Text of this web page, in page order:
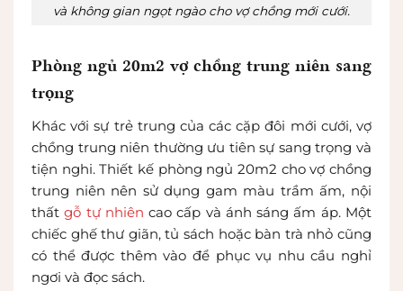
và không gian ngọt ngào cho vợ chồng mới cưới.
Phòng ngủ 20m2 vợ chồng trung niên sang
trọng
Khác với sự trẻ trung của các cặp đôi mới cưới, vợ
chồng trung niên thường ưu tiên sự sang trọng và
tiện nghi. Thiết kế phòng ngủ 20m2 cho vợ chồng
trung niên nên sử dụng gam màu trầm ấm, nội
thấtgỗ tự nhiên cao cấp và ánh sáng ấm áp. Một
chiếc ghế thư giãn, tủ sách hoặc bàn trà nhỏ cũng
có thể được thêm vào để phục vụ nhu cầu nghỉ
ngơi và đọc sách.